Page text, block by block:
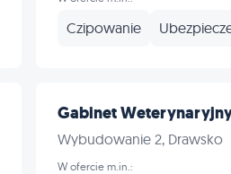
Czipowanie
Gabinet
Wybudowanie 2, Drawsko
W ofercie m.in.: